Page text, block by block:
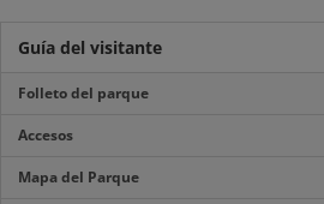
Guía del visitante
Folleto del parque
Accesos
Mapa del Parque